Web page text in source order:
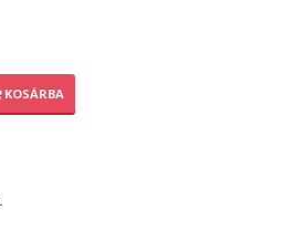
KOSÁRBA